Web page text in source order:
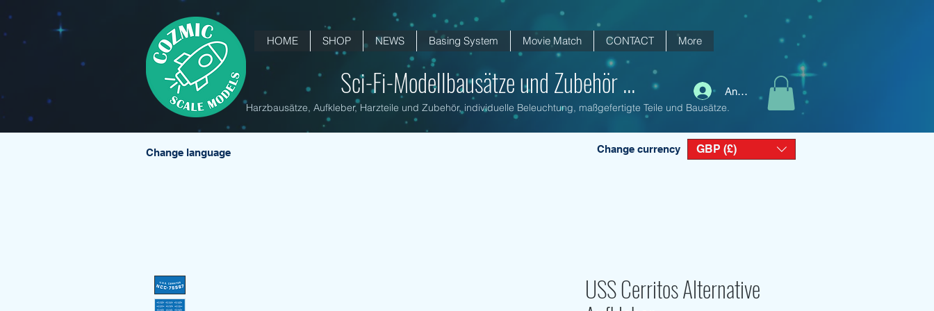
HOME SHOP NEWS Basing System Movie Match CONTACT More
Anmelden
Sci-Fi-Modellbausätze und Zubehör ...
Harzbausätze, Aufkleber, Harzteile und Zubehör, individuelle Beleuchtung, maßgefertigte Teile und Bausätze.
Change language Change currency GBP (£)
USS Cerritos Alternative